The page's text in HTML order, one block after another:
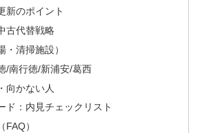
新のポイント
古代替戦略
・清掃施設）
/南行徳/新浦安/葛西
向かない人
ド：内見チェックリスト
）